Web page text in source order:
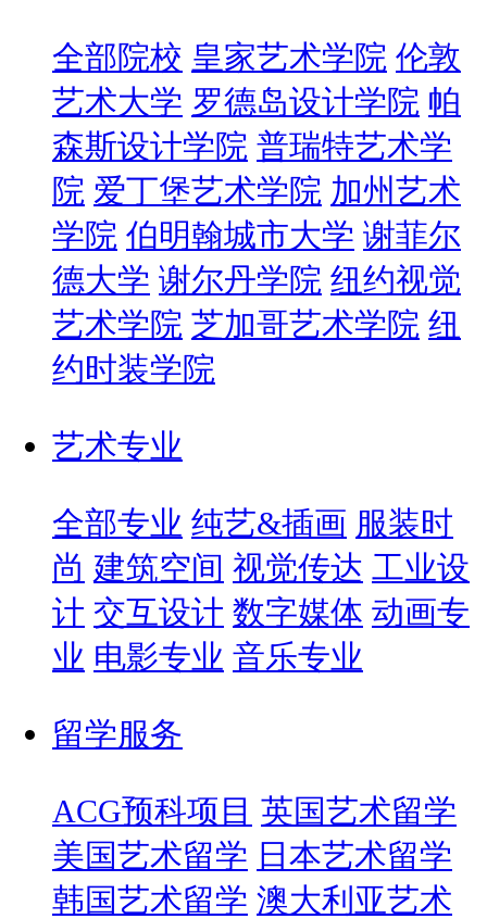
全部院校 皇家艺术学院 伦敦
艺术大学 罗德岛设计学院 帕
森斯设计学院 普瑞特艺术学
院 爱丁堡艺术学院 加州艺术
学院 伯明翰城市大学 谢菲尔
德大学 谢尔丹学院 纽约视觉
艺术学院 芝加哥艺术学院 纽
约时装学院
艺术专业
全部专业 纯艺&插画 服装时
尚 建筑空间 视觉传达 工业设
计 交互设计 数字媒体 动画专
业 电影专业 音乐专业
留学服务
ACG预科项目 英国艺术留学
美国艺术留学 日本艺术留学
韩国艺术留学 澳大利亚艺术